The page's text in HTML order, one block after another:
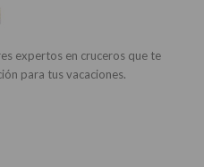
expertos en cruceros que te
para tus vacaciones.